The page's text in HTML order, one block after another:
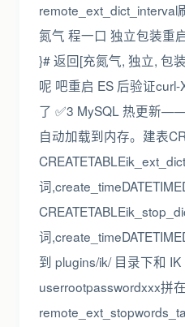
氮气 程一口 独立包装重
}# 返回[充氮气, 独立, 包
呢 吧重启 ES 后验证
了 ✅3 MySQL 热更新
自动加载到内存。建表
词
词
到 plugins/ik/ 目录下和
userrootpasswordxxx拼